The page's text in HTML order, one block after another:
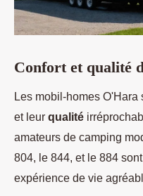
Confort et qualité
Les mobil-homes O'Hara
et leur qualité
amateurs de camping
804, le 844, et le 884
expérience de vie